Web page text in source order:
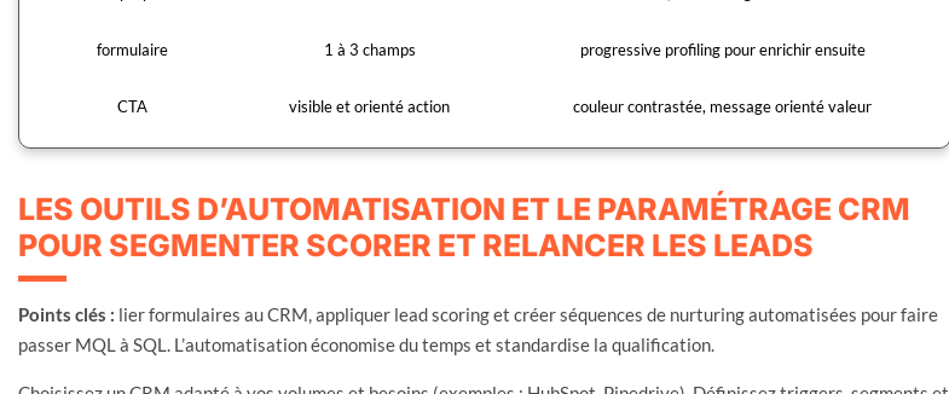
formulaire 1 à 3 champs progressive profiling pour enrichir ensuite
CTA visible et orienté action couleur contrastée, message orienté valeur
LES OUTILS D’AUTOMATISATION ET LE PARAMÉTRAGE CRM
POUR SEGMENTER SCORER ET RELANCER LES LEADS
Points clés : lier formulaires au CRM, appliquer lead scoring et créer séquences de nurturing automatisées pour faire
passer MQL à SQL. L’automatisation économise du temps et standardise la qualification.